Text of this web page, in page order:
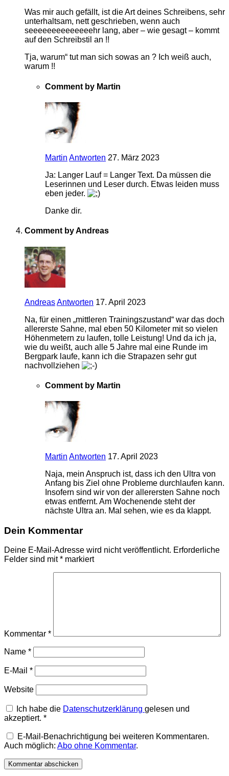
Was mir auch gefällt, ist die Art deines Schreibens, sehr
unterhaltsam, nett geschrieben, wenn auch
seeeeeeeeeeeeeehr lang, aber – wie gesagt – kommt
auf den Schreibstil an !!
Tja, warum“ tut man sich sowas an ? Ich weiß auch,
warum !!
Comment by Martin
Martin Antworten 27. März 2023
Ja: Langer Lauf = Langer Text. Da müssen die
Leserinnen und Leser durch. Etwas leiden muss
eben jeder.
Danke dir.
Comment by Andreas
AndreasAntworten 17. April 2023
Na, für einen „mittleren Trainingszustand“ war das doch
allererste Sahne, mal eben 50 Kilometer mit so vielen
Höhenmetern zu laufen, tolle Leistung! Und da ich ja,
wie du weißt, auch alle 5 Jahre mal eine Runde im
Bergpark laufe, kann ich die Strapazen sehr gut
nachvollziehen
Comment by Martin
Martin Antworten 17. April 2023
Naja, mein Anspruch ist, dass ich den Ultra von
Anfang bis Ziel ohne Probleme durchlaufen kann.
Insofern sind wir von der allerersten Sahne noch
etwas entfernt. Am Wochenende steht der
nächste Ultra an. Mal sehen, wie es da klappt.
Dein Kommentar
Deine E-Mail-Adresse wird nicht veröffentlicht. Erforderliche
Felder sind mit* markiert
Kommentar *
Name *
E-Mail *
Website
Ich habe die Datenschutzerklärung gelesen und
akzeptiert. *
E-Mail-Benachrichtigung bei weiteren Kommentaren.
Auch möglich: Abo ohne Kommentar.